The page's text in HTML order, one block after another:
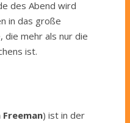
des Abend wird
in das große
die mehr als nur die
ist.
Freeman) ist in der